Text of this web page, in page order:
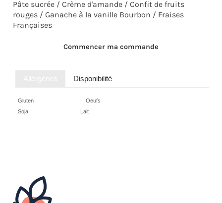
Pâte sucrée / Crème d'amande / Confit de fruits
rouges / Ganache à la vanille Bourbon / Fraises
Françaises
Disponibilité
Gluten
Oeufs
Soja
Lait
Commencer ma commande